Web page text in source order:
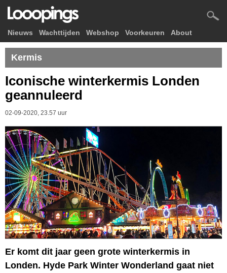
Nieuws Wachttijden Webshop Voorkeuren About
Kermis
Iconische winterkermis Londen
geannuleerd
02-09-2020, 23.57 uur
Er komt dit jaar geen grote winterkermis in
Londen. Hyde Park Winter Wonderland gaat niet